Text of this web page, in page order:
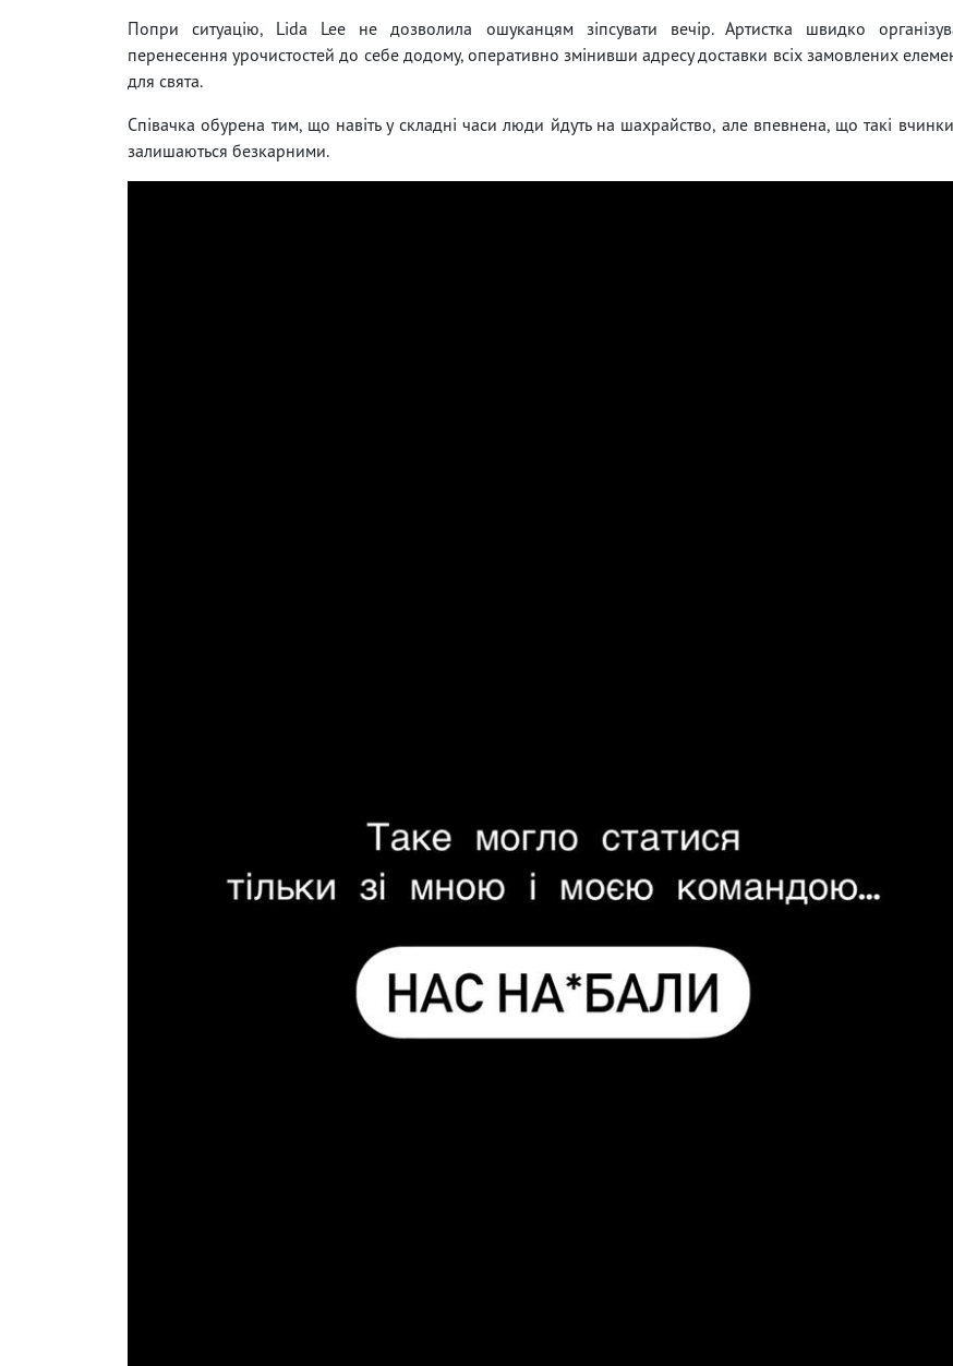
Попри ситуацію, Lida Lee не дозволила ошуканцям зіпсувати вечір. Артистка швидко
перенесення урочистостей до себе додому, оперативно змінивши адресу доставки всіх замовлених
для свята.
Співачка обурена тим, що навіть у складні часи люди йдуть на шахрайство, але впевнена, що такі
залишаються безкарними.